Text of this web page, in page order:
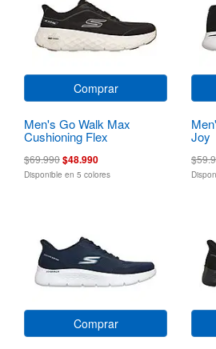
Comprar
Men's Go Walk Max
Cushioning Flex
$69.990$48.990
Disponible en 5 colores
Joy
Comprar